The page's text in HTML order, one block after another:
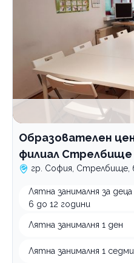
Образователен
филиал Стрелбище
гр. София, Стрелбище,
Лятна занималня за
6 до 12 години
Лятна занималня 1 ден
Лятна занималня 1